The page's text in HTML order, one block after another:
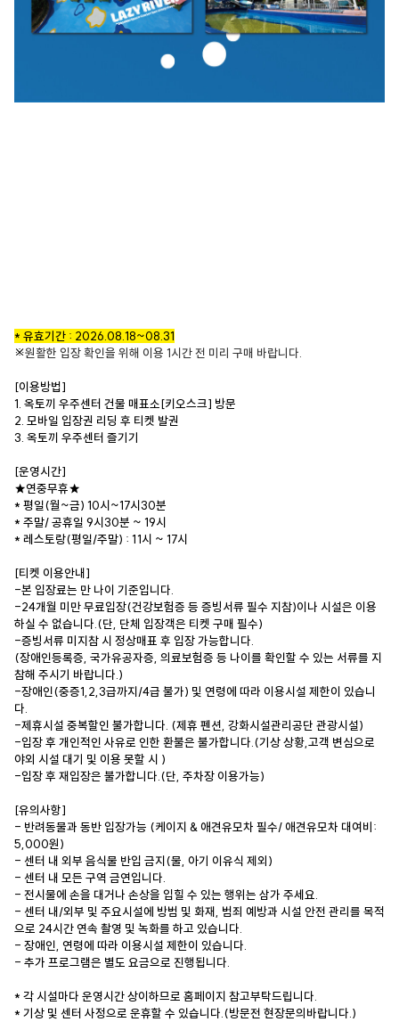
* 유효기간 : 2026.08.18~08.31
※원활한 입장 확인을 위해 이용 1시간 전 미리 구매 바랍니다.
[이용방법]
1. 옥토끼 우주센터 건물 매표소[키오스크] 방문
2. 모바일 입장권 리딩 후 티켓 발권
3. 옥토끼 우주센터 즐기기
[운영시간]
★연중무휴★
* 평일(월~금) 10시~17시30분
* 주말/ 공휴일 9시30분 ~ 19시
* 레스토랑(평일/주말) : 11시 ~ 17시
[티켓 이용안내]
-본 입장료는 만 나이 기준입니다.
-24개월 미만 무료입장(건강보험증 등 증빙서류 필수 지참)이나 시설은 이용
하실 수 없습니다.(단, 단체 입장객은 티켓 구매 필수)
-증빙서류 미지참 시 정상매표 후 입장 가능합니다.
(장애인등록증, 국가유공자증, 의료보험증 등 나이를 확인할 수 있는 서류를 지
참해 주시기 바랍니다.)
-장애인(중증1,2,3급까지/4급 불가) 및 연령에 따라 이용시설 제한이 있습니
다.
-제휴시설 중복할인 불가합니다. (제휴 펜션, 강화시설관리공단 관광시설)
-입장 후 개인적인 사유로 인한 환불은 불가합니다.(기상 상황,고객 변심으로
야외 시설 대기 및 이용 못할 시 )
-입장 후 재입장은 불가합니다.(단, 주차장 이용가능)
[유의사항]
- 반려동물과 동반 입장가능 (케이지 & 애견유모차 필수/ 애견유모차 대여비:
5,000원)
- 센터 내 외부 음식물 반입 금지(물, 아기 이유식 제외)
- 센터 내 모든 구역 금연입니다.
- 전시물에 손을 대거나 손상을 입힐 수 있는 행위는 삼가 주세요.
- 센터 내/외부 및 주요시설에 방범 및 화재, 범죄 예방과 시설 안전 관리를 목적
으로 24시간 연속 촬영 및 녹화를 하고 있습니다.
- 장애인, 연령에 따라 이용시설 제한이 있습니다.
- 추가 프로그램은 별도 요금으로 진행됩니다.
* 각 시설마다 운영시간 상이하므로 홈페이지 참고부탁드립니다.
* 기상 및 센터 사정으로 운휴할 수 있습니다.(방문전 현장문의바랍니다.)